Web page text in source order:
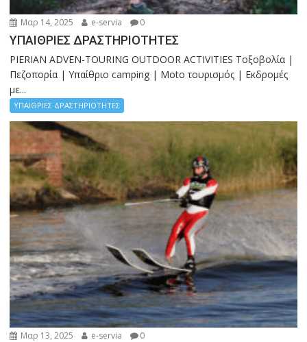
Μαρ 14, 2025 e-servia 0
ΥΠΑΙΘΡΙΕΣ ΔΡΑΣΤΗΡΙΟΤΗΤΕΣ
PIERIAN ADVEN-TOURING OUTDOOR ACTIVITIES Τοξοβολία |
Πεζοπορία | Υπαίθριο camping | Moto τουρισμός | Εκδρομές
με...
ΥΠΑΙΘΡΙΕΣ ΔΡΑΣΤΗΡΙΟΤΗΤΕΣ
Μαρ 13, 2025 e-servia 0